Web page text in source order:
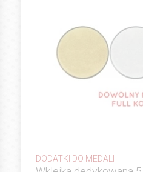
DODATKI DO MEDALI